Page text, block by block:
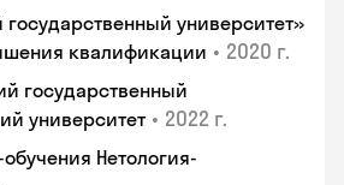
государственный университет»
квалификации • 2020 г.
государственный
университет • 2022 г.
Нетология-